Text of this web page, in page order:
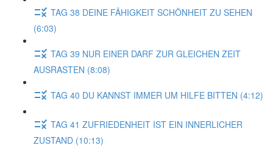
TAG 38 DEINE FÄHIGKEIT SCHÖNHEIT ZU SEHEN
(6:03)
TAG 39 NUR EINER DARF ZUR GLEICHEN ZEIT
AUSRASTEN (8:08)
TAG 40 DU KANNST IMMER UM HILFE BITTEN (4:12)
TAG 41 ZUFRIEDENHEIT IST EIN INNERLICHER
ZUSTAND (10:13)